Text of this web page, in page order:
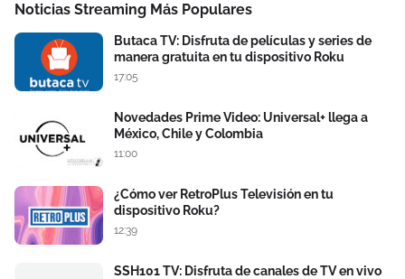
Noticias Streaming Más Populares
Butaca TV: Disfruta de películas y series de
manera gratuita en tu dispositivo Roku
17:05
Novedades Prime Video: Universal+ llega a
México, Chile y Colombia
11:00
¿Cómo ver RetroPlus Televisión en tu
dispositivo Roku?
12:39
SSH101 TV: Disfruta de canales de TV en vivo